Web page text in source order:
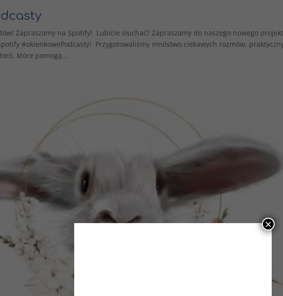
Zapraszamy na Spotify! Lubicie słuchać? Zapraszamy do naszego nowego
#okienkowePodcasty! Przygotowaliśmy mnóstwo ciekawych rozmów,
które pomogą...
×